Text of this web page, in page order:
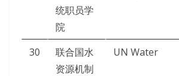
统职员学
院
30
联合国水
资源机制
UN Water